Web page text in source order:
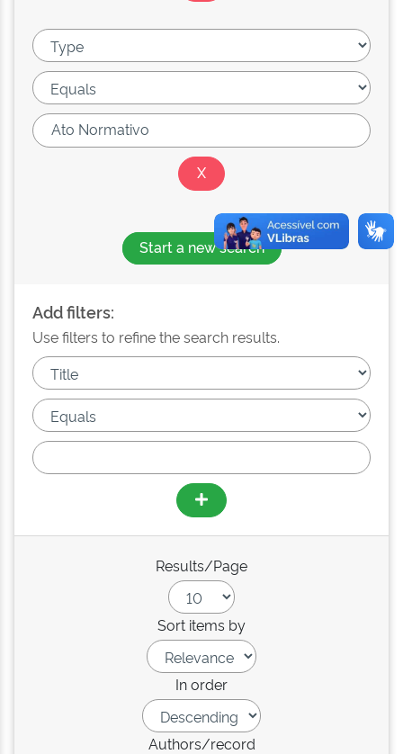
Start a new search
Add filters:
Use filters to refine the search results.
Results/Page
Sort items by
In order
Authors/record